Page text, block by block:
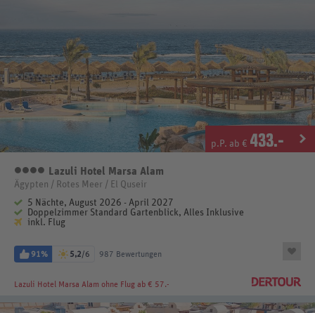
p.P. ab € 433.-
4 Sterne
Lazuli Hotel Marsa Alam
Ägypten / Rotes Meer / El Quseir
5 Nächte, August 2026 - April 2027
Doppelzimmer Standard Gartenblick, Alles Inklusive
inkl. Flug
91% 5,2/6 987 Bewertungen
Lazuli Hotel Marsa Alam ohne Flug ab € 57.-